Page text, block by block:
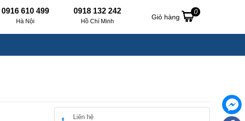
0916 610 499
Hà Nội
0918 132 242
Hồ Chí Minh
Giỏ hàng
0
Liên hệ